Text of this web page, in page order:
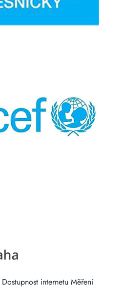
Dostupnost internetu Měření